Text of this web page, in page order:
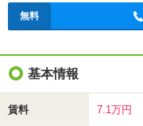
無料
基本情報
賃料 7.1万円